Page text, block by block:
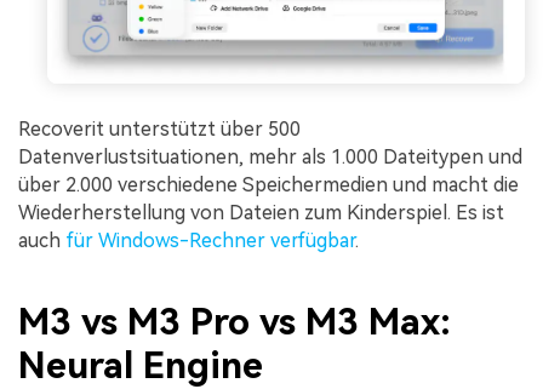
Recoverit unterstützt über 500
Datenverlustsituationen, mehr als 1.000 Dateitypen und
über 2.000 verschiedene Speichermedien und macht die
Wiederherstellung von Dateien zum Kinderspiel. Es ist
auch für Windows-Rechner verfügbar.
M3 vs M3 Pro vs M3 Max:
Neural Engine